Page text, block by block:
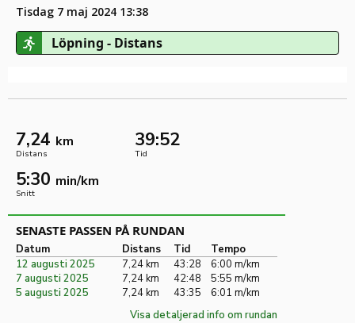
Tisdag 7 maj 2024 13:38
Löpning - Distans
7,24 km
Distans
39:52
Tid
5:30 min/km
Snitt
SENASTE PASSEN PÅ RUNDAN
Datum Distans Tid
Tempo
12 augusti 2025
7,24 km 43:28
6:00 m/km
7 augusti 2025
7,24 km 42:48
5:55 m/km
5 augusti 2025
7,24 km 43:35
6:01 m/km
Visa detaljerad info om rundan